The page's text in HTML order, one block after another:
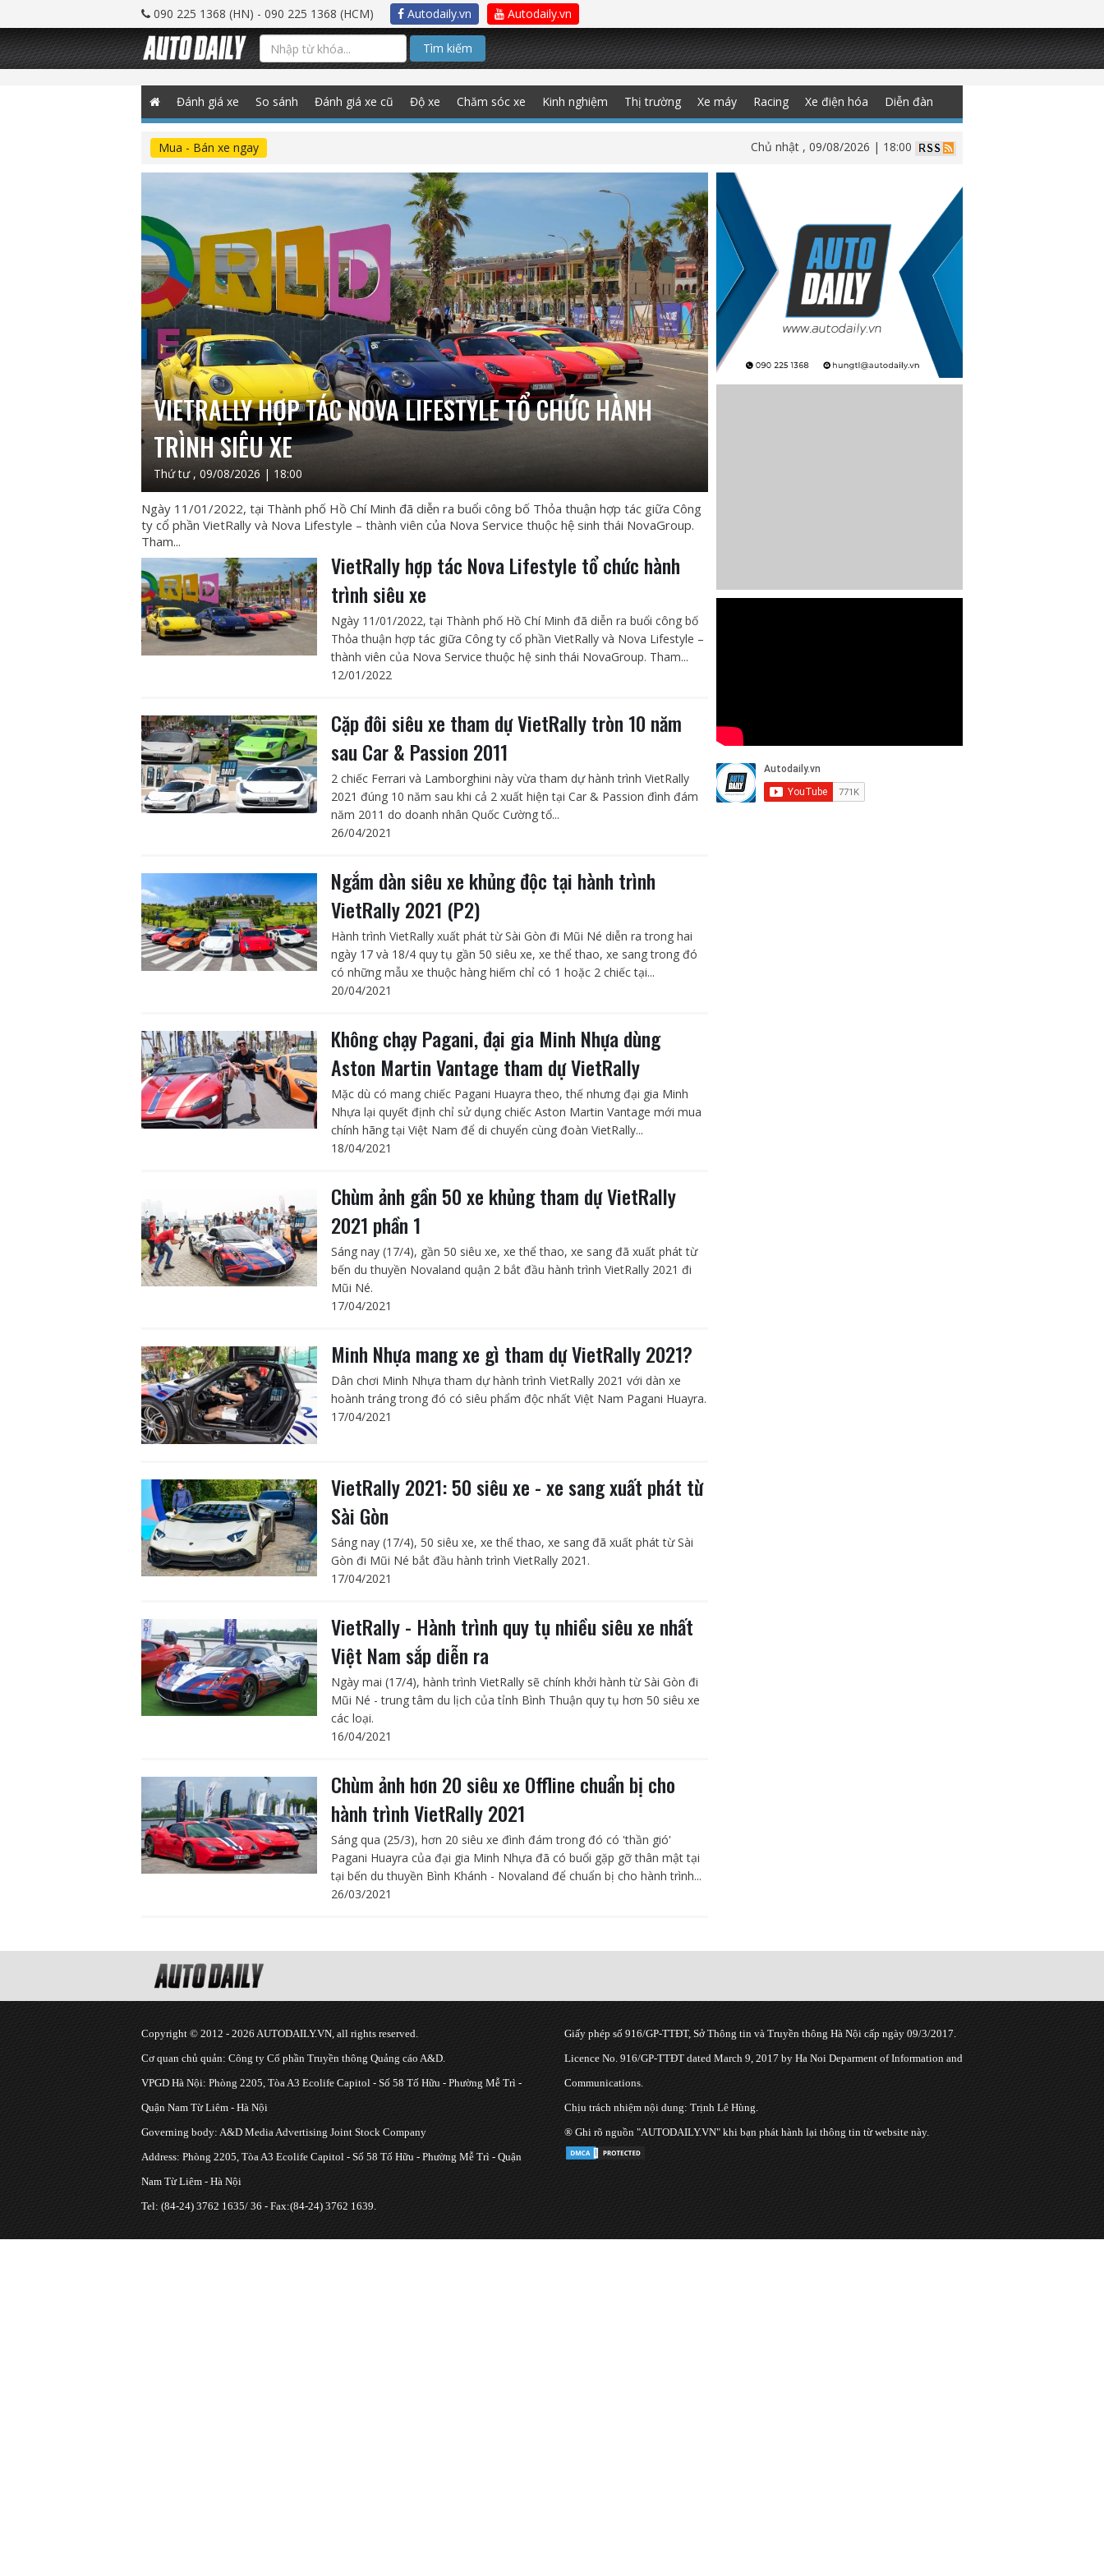
090 225 1368 (HN) - 090 225 1368 (HCM) Autodaily.vn Autodaily.vn
Tìm kiếm
Đánh giá xe So sánh Đánh giá xe cũ Độ xe Chăm sóc xe Kinh nghiệm Thị trường Xe máy Racing Xe điện hóa Diễn đàn
Mua - Bán xe ngay Chủ nhật , 09/08/2026 | 18:00
VIETRALLY HỢP TÁC NOVA LIFESTYLE TỔ CHỨC HÀNH
TRÌNH SIÊU XE
Thứ tư , 09/08/2026 | 18:00
Ngày 11/01/2022, tại Thành phố Hồ Chí Minh đã diễn ra buổi công bố Thỏa thuận hợp tác giữa Công
ty cổ phần VietRally và Nova Lifestyle – thành viên của Nova Service thuộc hệ sinh thái NovaGroup.
Tham...
VietRally hợp tác Nova Lifestyle tổ chức hành
trình siêu xe
Ngày 11/01/2022, tại Thành phố Hồ Chí Minh đã diễn ra buổi công bố
Thỏa thuận hợp tác giữa Công ty cổ phần VietRally và Nova Lifestyle –
thành viên của Nova Service thuộc hệ sinh thái NovaGroup. Tham...
12/01/2022
Cặp đôi siêu xe tham dự VietRally tròn 10 năm
sau Car & Passion 2011
2 chiếc Ferrari và Lamborghini này vừa tham dự hành trình VietRally
2021 đúng 10 năm sau khi cả 2 xuất hiện tại Car & Passion đình đám
năm 2011 do doanh nhân Quốc Cường tổ...
26/04/2021
Ngắm dàn siêu xe khủng độc tại hành trình
VietRally 2021 (P2)
Hành trình VietRally xuất phát từ Sài Gòn đi Mũi Né diễn ra trong hai
ngày 17 và 18/4 quy tụ gần 50 siêu xe, xe thể thao, xe sang trong đó
có những mẫu xe thuộc hàng hiếm chỉ có 1 hoặc 2 chiếc tại...
20/04/2021
Không chạy Pagani, đại gia Minh Nhựa dùng
Aston Martin Vantage tham dự VietRally
Mặc dù có mang chiếc Pagani Huayra theo, thế nhưng đại gia Minh
Nhựa lại quyết định chỉ sử dụng chiếc Aston Martin Vantage mới mua
chính hãng tại Việt Nam để di chuyển cùng đoàn VietRally...
18/04/2021
Chùm ảnh gần 50 xe khủng tham dự VietRally
2021 phần 1
Sáng nay (17/4), gần 50 siêu xe, xe thể thao, xe sang đã xuất phát từ
bến du thuyền Novaland quận 2 bắt đầu hành trình VietRally 2021 đi
Mũi Né.
17/04/2021
Minh Nhựa mang xe gì tham dự VietRally 2021?
Dân chơi Minh Nhựa tham dự hành trình VietRally 2021 với dàn xe
hoành tráng trong đó có siêu phẩm độc nhất Việt Nam Pagani Huayra.
17/04/2021
VietRally 2021: 50 siêu xe - xe sang xuất phát từ
Sài Gòn
Sáng nay (17/4), 50 siêu xe, xe thể thao, xe sang đã xuất phát từ Sài
Gòn đi Mũi Né bắt đầu hành trình VietRally 2021.
17/04/2021
VietRally - Hành trình quy tụ nhiều siêu xe nhất
Việt Nam sắp diễn ra
Ngày mai (17/4), hành trình VietRally sẽ chính khởi hành từ Sài Gòn đi
Mũi Né - trung tâm du lịch của tỉnh Bình Thuận quy tụ hơn 50 siêu xe
các loại.
16/04/2021
Chùm ảnh hơn 20 siêu xe Offline chuẩn bị cho
hành trình VietRally 2021
Sáng qua (25/3), hơn 20 siêu xe đình đám trong đó có 'thần gió'
Pagani Huayra của đại gia Minh Nhựa đã có buổi gặp gỡ thân mật tại
tại bến du thuyền Bình Khánh - Novaland để chuẩn bị cho hành trình...
26/03/2021
Copyright © 2012 - 2026 AUTODAILY.VN, all rights reserved.
Cơ quan chủ quản: Công ty Cổ phần Truyền thông Quảng cáo A&D.
VPGD Hà Nội: Phòng 2205, Tòa A3 Ecolife Capitol - Số 58 Tố Hữu - Phường Mễ Trì -
Quận Nam Từ Liêm - Hà Nội
Governing body: A&D Media Advertising Joint Stock Company
Address: Phòng 2205, Tòa A3 Ecolife Capitol - Số 58 Tố Hữu - Phường Mễ Trì - Quận
Nam Từ Liêm - Hà Nội
Tel: (84-24) 3762 1635/ 36 - Fax:(84-24) 3762 1639.
Giấy phép số 916/GP-TTĐT, Sở Thông tin và Truyền thông Hà Nội cấp ngày 09/3/2017.
Licence No. 916/GP-TTĐT dated March 9, 2017 by Ha Noi Deparment of Information and
Communications.
Chịu trách nhiệm nội dung: Trịnh Lê Hùng.
® Ghi rõ nguồn "AUTODAILY.VN" khi bạn phát hành lại thông tin từ website này.